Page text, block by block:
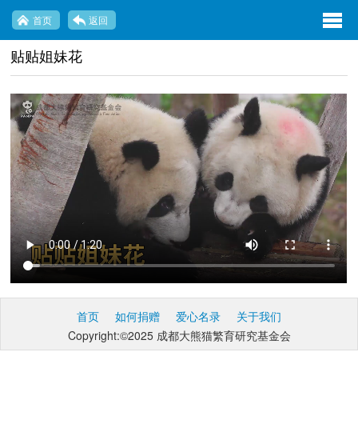
首页 返回
贴贴姐妹花
首页 如何捐赠 爱心名录
关于我们
Copyright:©2025 成都大熊猫繁育研究基金会